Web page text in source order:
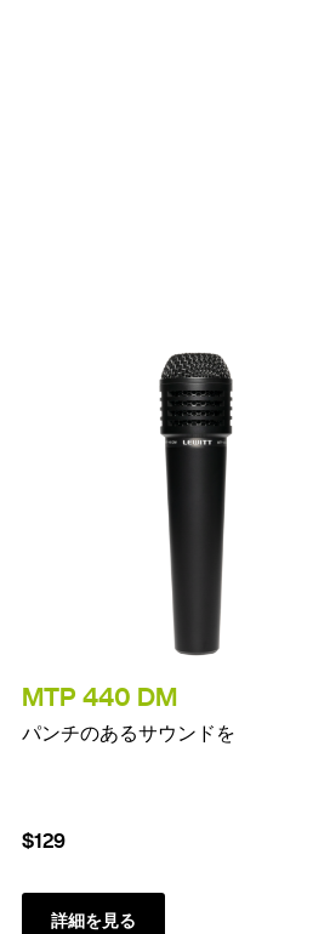
MTP 440 DM
パンチのあるサウンドを
$129
詳細を見る